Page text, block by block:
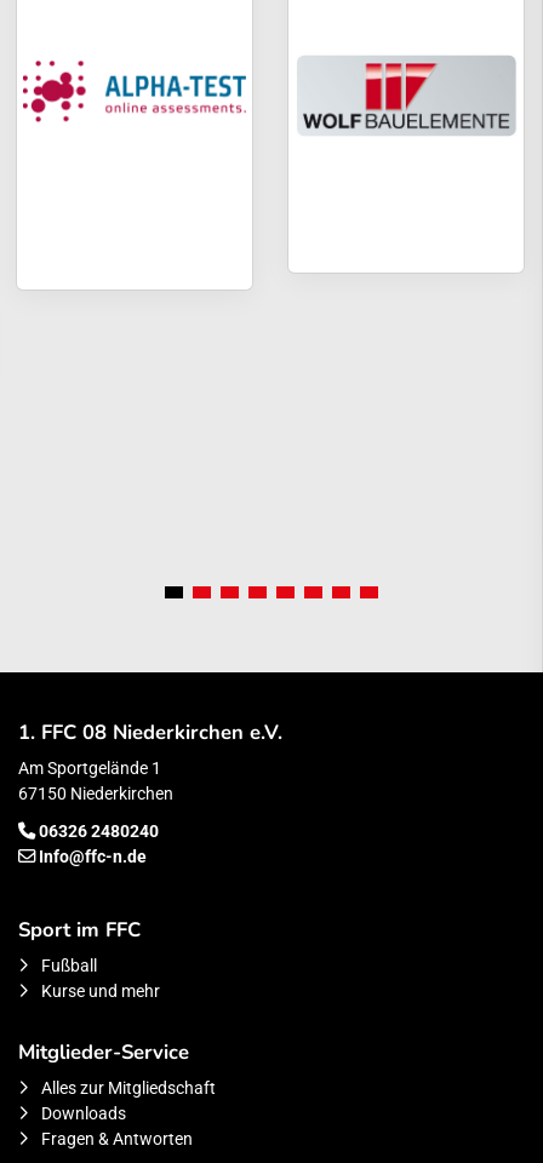
1. FFC 08 Niederkirchen e.V.
Am Sportgelände 1
67150 Niederkirchen
06326 2480240
Info@ffc-n.de
Sport im FFC
Fußball
Kurse und mehr
Mitglieder-Service
Alles zur Mitgliedschaft
Downloads
Fragen & Antworten